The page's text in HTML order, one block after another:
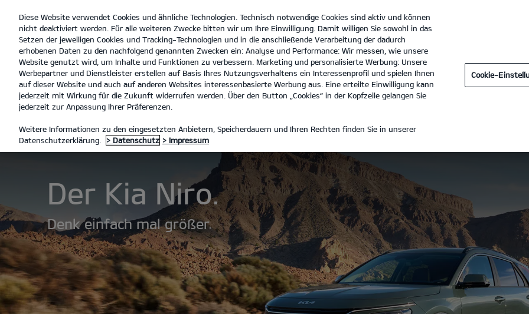
open
menu
Autohaus Reckhaus Erwitte Inh. Michael Reckhaus e.K.
Entdecken Technische Daten Galerie Preisliste
MODELLE
Der Kia Niro.
Denk einfach mal größer.
Diese Website verwendet Cookies und ähnliche Technologien. Technisch notwendige Cookies sind aktiv und können
nicht deaktiviert werden. Für alle weiteren Zwecke bitten wir um Ihre Einwilligung. Damit willigen Sie sowohl in das
Setzen der jeweiligen Cookies und Tracking-Technologien und in die anschließende Verarbeitung der dadurch
erhobenen Daten zu den nachfolgend genannten Zwecken ein: Analyse und Performance: Wir messen, wie unsere
Website genutzt wird, um Inhalte und Funktionen zu verbessern. Marketing und personalisierte Werbung: Unsere
Werbepartner und Dienstleister erstellen auf Basis Ihres Nutzungsverhaltens ein Interessenprofil und spielen Ihnen
auf dieser Website und auch auf anderen Websites interessenbasierte Werbung aus. Eine erteilte Einwilligung kann
jederzeit mit Wirkung für die Zukunft widerrufen werden. Über den Button „Cookies“ in der Kopfzeile gelangen Sie
jederzeit zur Anpassung Ihrer Präferenzen.
Weitere Informationen zu den eingesetzten Anbietern, Speicherdauern und Ihren Rechten finden Sie in unserer
Datenschutzerklärung.
> Datenschutz > Impressum
Cookie-